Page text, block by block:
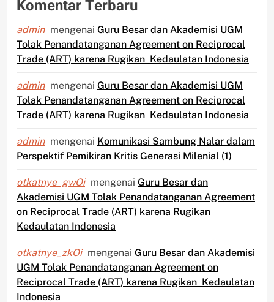
Komentar Terbaru
admin mengenai Guru Besar dan Akademisi UGM
Tolak Penandatanganan Agreement on Reciprocal
Trade (ART) karena Rugikan Kedaulatan Indonesia
admin mengenai Guru Besar dan Akademisi UGM
Tolak Penandatanganan Agreement on Reciprocal
Trade (ART) karena Rugikan Kedaulatan Indonesia
admin mengenai Komunikasi Sambung Nalar dalam
Perspektif Pemikiran Kritis Generasi Milenial (1)
otkatnye_gwOi mengenai Guru Besar dan
Akademisi UGM Tolak Penandatanganan Agreement
on Reciprocal Trade (ART) karena Rugikan
Kedaulatan Indonesia
otkatnye_zkOi mengenai Guru Besar dan Akademisi
UGM Tolak Penandatanganan Agreement on
Reciprocal Trade (ART) karena Rugikan Kedaulatan
Indonesia